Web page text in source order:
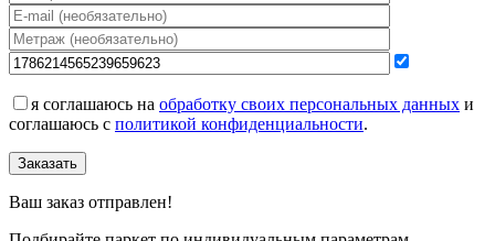
я соглашаюсь на обработку своих персональных данных и
соглашаюсь с политикой конфиденциальности.
Заказать
Ваш заказ отправлен!